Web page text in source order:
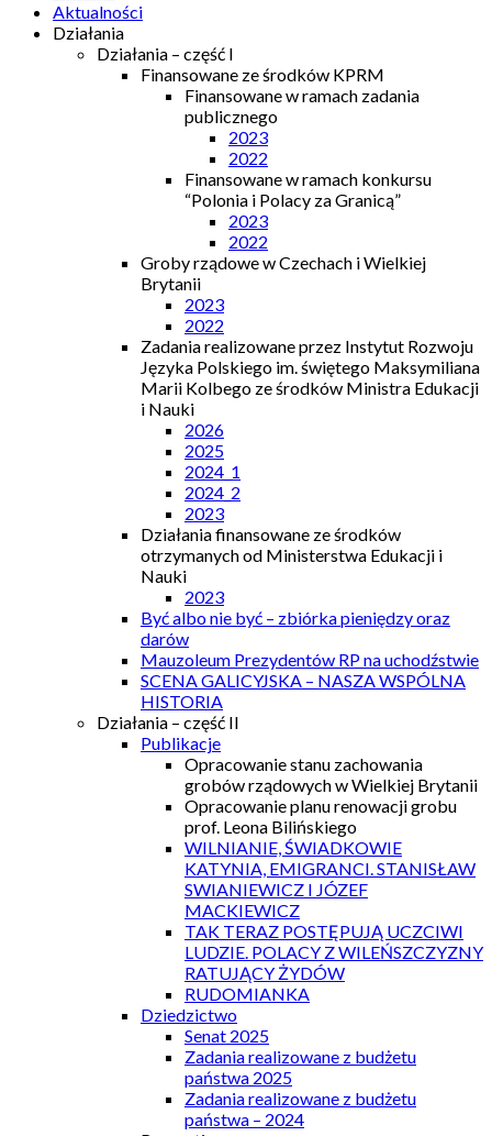
Aktualności
Działania
Działania – część I
Finansowane ze środków KPRM
Finansowane w ramach zadania
publicznego
2023
2022
Finansowane w ramach konkursu
“Polonia i Polacy za Granicą”
2023
2022
Groby rządowe w Czechach i Wielkiej
Brytanii
2023
2022
Zadania realizowane przez Instytut Rozwoju
Języka Polskiego im. świętego Maksymiliana
Marii Kolbego ze środków Ministra Edukacji
i Nauki
2026
2025
2024_1
2024_2
2023
Działania finansowane ze środków
otrzymanych od Ministerstwa Edukacji i
Nauki
2023
Być albo nie być – zbiórka pieniędzy oraz
darów
Mauzoleum Prezydentów RP na uchodźstwie
SCENA GALICYJSKA – NASZA WSPÓLNA
HISTORIA
Działania – część II
Publikacje
Opracowanie stanu zachowania
grobów rządowych w Wielkiej Brytanii
Opracowanie planu renowacji grobu
prof. Leona Bilińskiego
WILNIANIE, ŚWIADKOWIE
KATYNIA, EMIGRANCI. STANISŁAW
SWIANIEWICZ I JÓZEF
MACKIEWICZ
TAK TERAZ POSTĘPUJĄ UCZCIWI
LUDZIE. POLACY Z WILEŃSZCZYZNY
RATUJĄCY ŻYDÓW
RUDOMIANKA
Dziedzictwo
Senat 2025
Zadania realizowane z budżetu
państwa 2025
Zadania realizowane z budżetu
państwa – 2024